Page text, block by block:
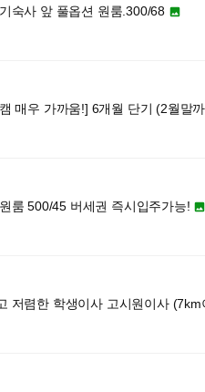
숙사 앞 풀옵션 원룸.300/68 
매우 가까움!] 6개월 단기 (2월말
룸 500/45 버세권 즉시입주가능!
저렴한 학생이사 고시원이사